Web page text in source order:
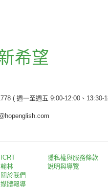
希望
( 週一至週五 9:00-12:00、13:30-
ICRT
翰林
關於我們
媒體報導
隱私權與服務條款
說明與導覽